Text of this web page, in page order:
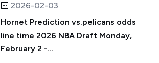
2026-02-03
Hornet Prediction vs.pelicans odds
line time 2026 NBA Draft Monday,
February 2 -...